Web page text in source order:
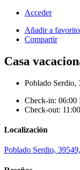
Acceder
Añadir a
Compartir
Casa
Poblado Serdio,
Check-in: 06:00
Check-out:
Localización
Poblado Serdio,